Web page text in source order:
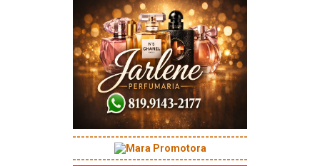
-----------------------------------------
-----------------------------------------